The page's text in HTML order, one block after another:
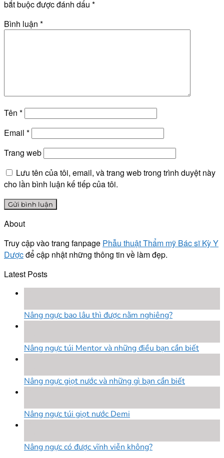
bắt buộc được đánh dấu *
Bình luận *
Tên *
Email *
Trang web
Lưu tên của tôi, email, và trang web trong trình duyệt này
cho lần bình luận kế tiếp của tôi.
About
Truy cập vào trang fanpage Phẫu thuật Thẩm mỹ Bác sĩ Kỳ Y
Dượcđể cập nhật những thông tin về làm đẹp.
Latest Posts
Nâng ngực bao lâu thì được nằm nghiêng?
Nâng ngực túi Mentor và những điều bạn cần biết
Nâng ngực giọt nước và những gì bạn cần biết
Nâng ngực túi giọt nước Demi
Nâng ngực có được vĩnh viễn không?